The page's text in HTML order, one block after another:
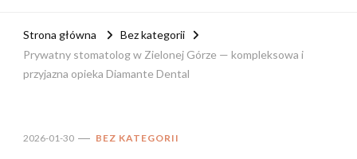
Strona główna
Bez kategorii
Prywatny stomatolog w Zielonej Górze — kompleksowa i
przyjazna opieka Diamante Dental
2026-01-30 BEZ KATEGORII